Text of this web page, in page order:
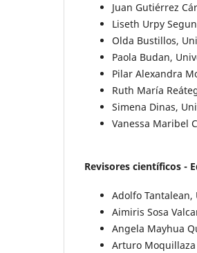
Juan Gutiérrez
Liseth Urpy
Olda Bustillos,
Paola Budan,
Pilar Alexandra
Ruth María
Simena Dinas,
Vanessa Maribel
Revisores científicos -
Adolfo Tantalean,
Aimiris Sosa
Angela Mayhua
Arturo